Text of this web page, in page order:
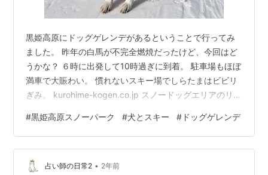
黒姫高原にドッグゲレンデがあるということで行ってみ
ました。 昨年の白馬が不完全燃焼だったけど、今回はど
うかな？ ６時に出発して10時過ぎに到着。 駐車場もほぼ
満車で大賑わい。 慣れないスキー場でしらたまはビビリ
ぎみ。 kurohime-kogen.co.jp スノードッグエリアのリフ
まのリフト用にキャリーを準備しました。 つけるのがち
ょっと手間ですが、しっかりホールド。 小型犬は抱っ
こ、大型犬は自分でリフトに乗っていて、 キャリアは見
掛けませんでした。 リフトの上でも、しらたまは暴れな
#黒姫高原スノーパーク #犬とスキー # ドッグゲレンデ
占い師の日常2 • 2年前